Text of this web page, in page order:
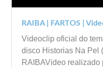
RAIBA | FARTOS |
Videoclip oficial do
disco Historias Na Pel
RAIBAVideo realizado